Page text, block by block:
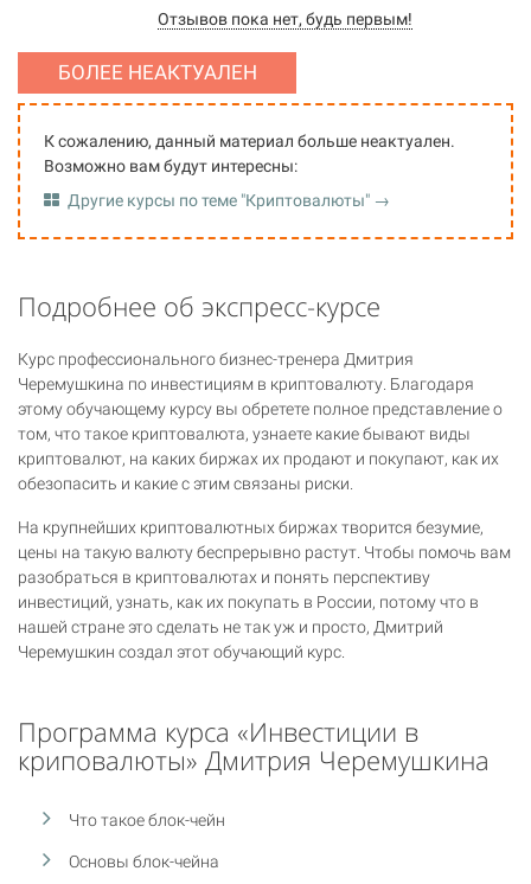
Отзывов пока нет, будь первым!
БОЛЕЕ НЕАКТУАЛЕН
К сожалению, данный материал больше неактуален.
Возможно вам будут интересны:
Другие курсы по теме "Криптовалюты" →
Подробнее об экспресс-курсе
Курс профессионального бизнес-тренера Дмитрия
Черемушкина по инвестициям в криптовалюту. Благодаря
этому обучающему курсу вы обретете полное представление о
том, что такое криптовалюта, узнаете какие бывают виды
криптовалют, на каких биржах их продают и покупают, как их
обезопасить и какие с этим связаны риски.
На крупнейших криптовалютных биржах творится безумие,
цены на такую валюту беспрерывно растут. Чтобы помочь вам
разобраться в криптовалютах и понять перспективу
инвестиций, узнать, как их покупать в России, потому что в
нашей стране это сделать не так уж и просто, Дмитрий
Черемушкин создал этот обучающий курс.
Программа курса «Инвестиции в
криповалюты» Дмитрия Черемушкина
Что такое блок-чейн
Основы блок-чейна